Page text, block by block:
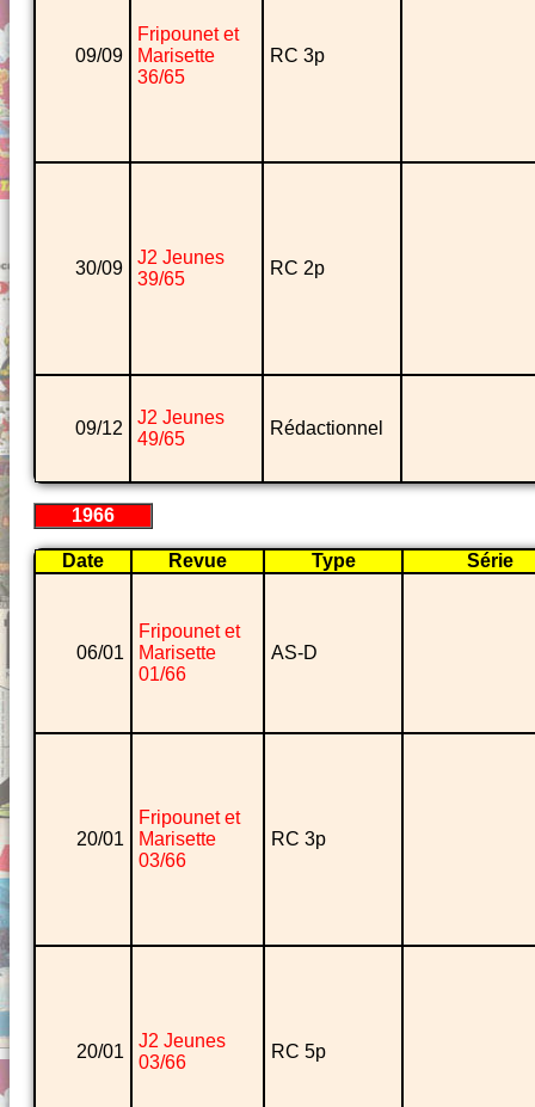
09/09
Fripounet et
Marisette
36/65
RC 3p
30/09
J2 Jeunes
39/65
RC 2p
09/12
J2 Jeunes
49/65
Rédactionnel
1966
Date Revue Type Série
06/01
Fripounet et
Marisette
01/66
AS-D
20/01
Fripounet et
Marisette
03/66
RC 3p
20/01
J2 Jeunes
03/66
RC 5p